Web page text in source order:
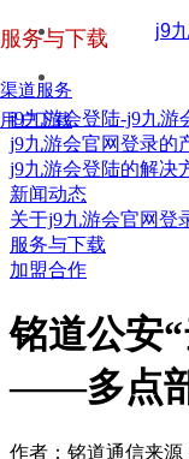
j9
j9九游会登陆-j9九游
j9九游会官网登录的
j9九游会登陆的解决
新闻动态
关于j9九游会官网登
服务与下载
加盟合作
铭道公安
——多点部
作者：铭道通信来源
服务与下载
渠道服务
用户下载